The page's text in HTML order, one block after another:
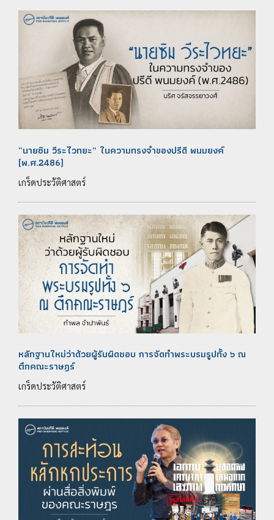
“นายซิม วีระไวทยะ” ในความทรงจำของปรีดี พนมยงค์
(พ.ศ.2486)
เกร็ดประวัติศาสตร์
หลักฐานใหม่ว่าด้วยผู้รับผิดชอบ การจัดทำพระบรมรูปทั้ง ๖ ณ
ตึกคณะราษฎร์
เกร็ดประวัติศาสตร์